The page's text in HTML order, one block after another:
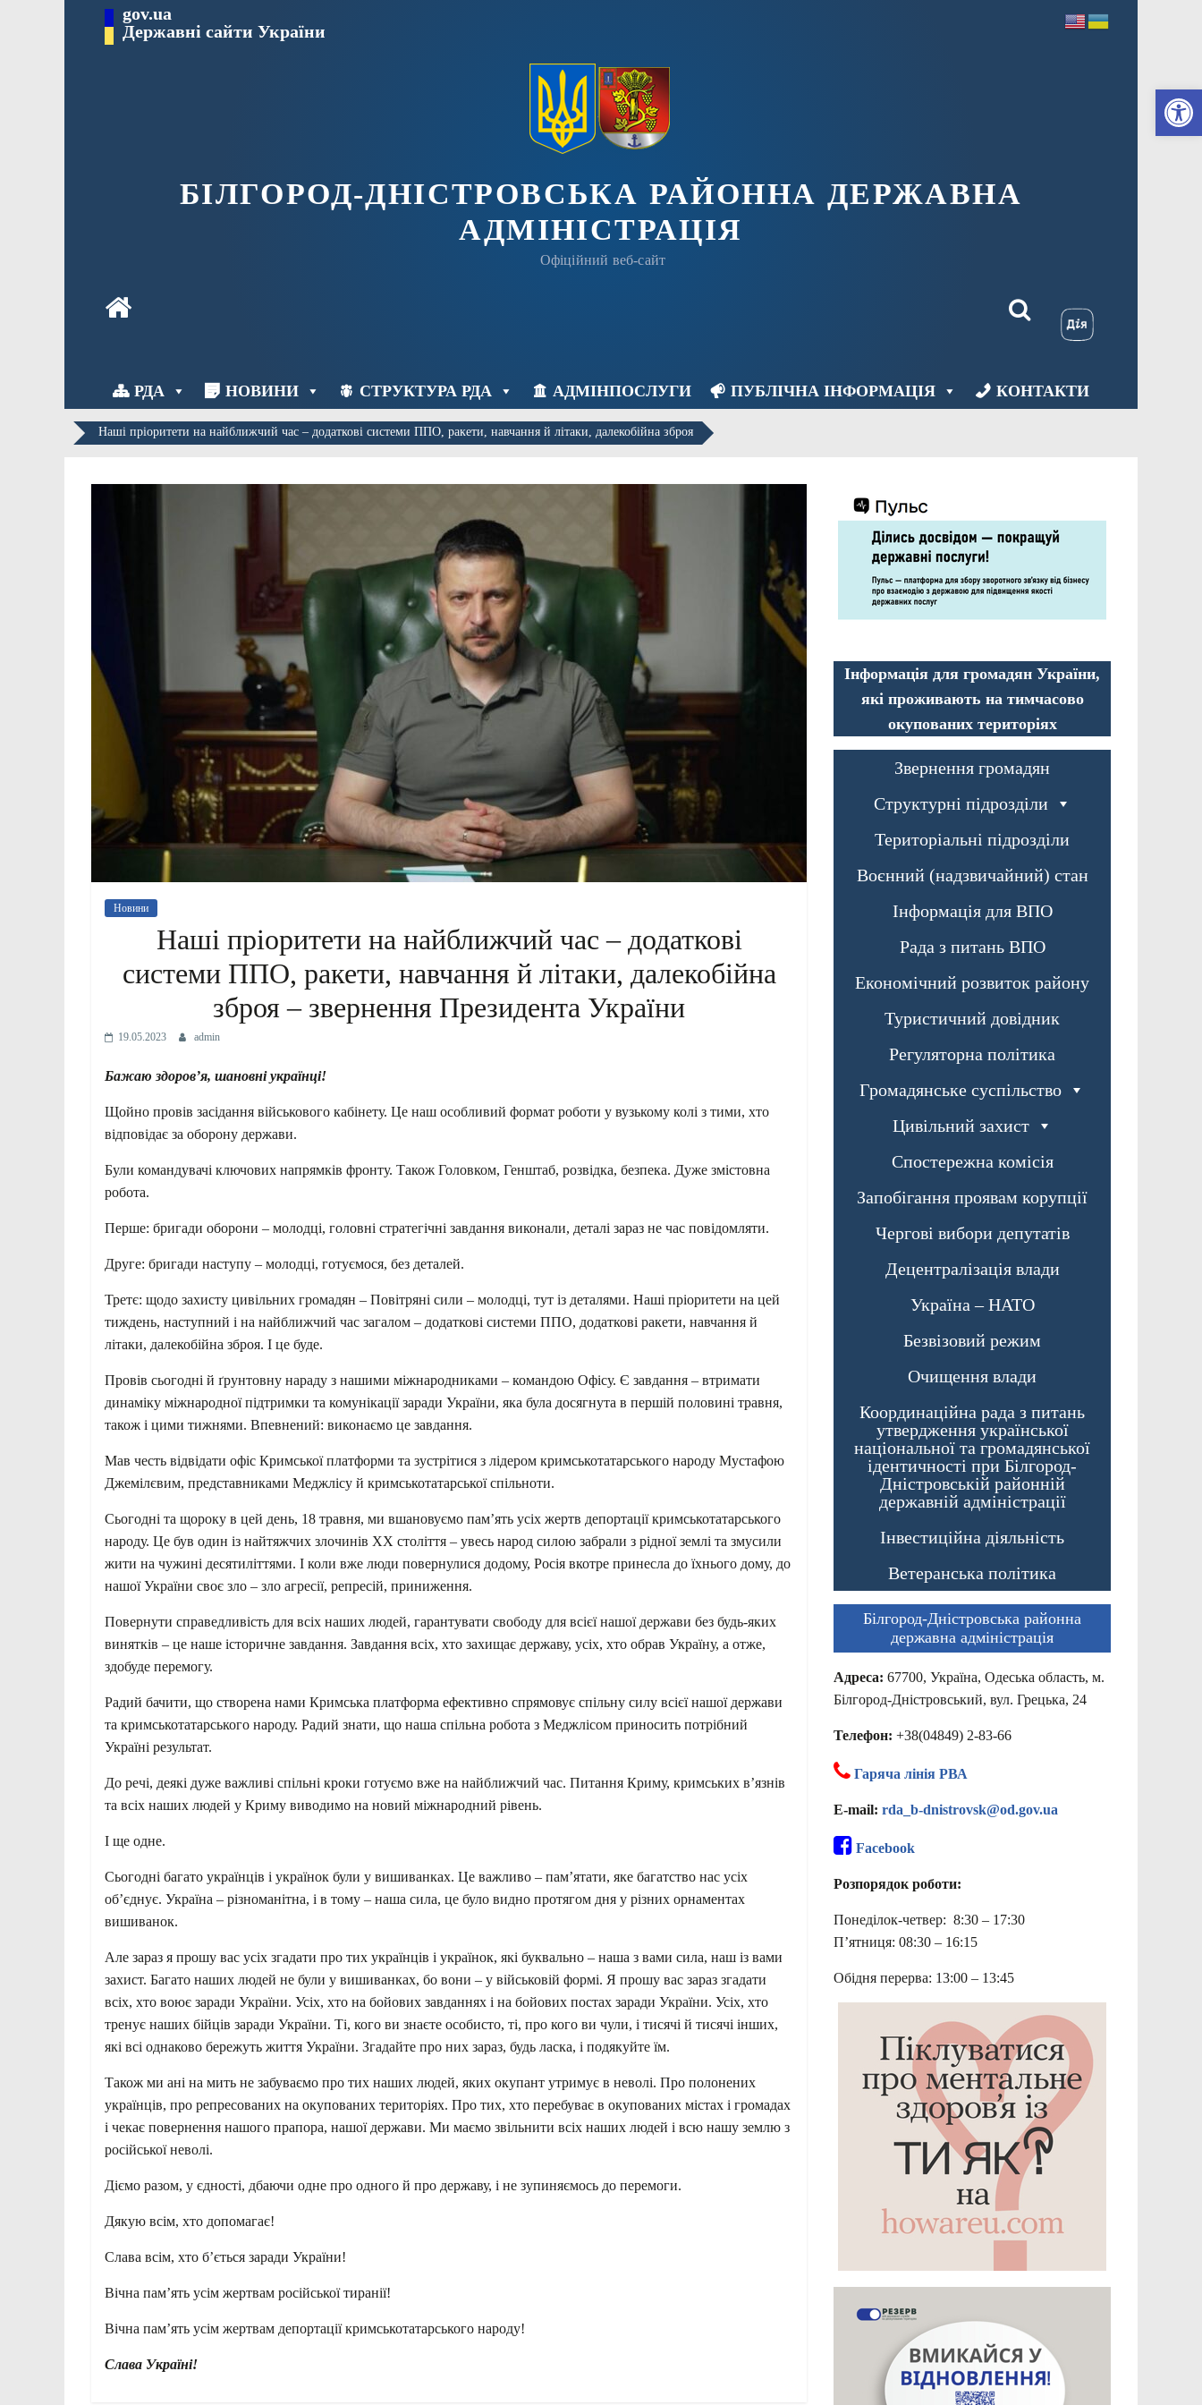
gov.ua
Державні сайти України
БІЛГОРОД-ДНІСТРОВСЬКА РАЙОННА ДЕРЖАВНА
АДМІНІСТРАЦІЯ
Офіційний веб-сайт
РДА НОВИНИ СТРУКТУРА РДА АДМІНПОСЛУГИ ПУБЛІЧНА ІНФОРМАЦІЯ КОНТАКТИ
Наші пріоритети на найближчий час – додаткові системи ППО, ракети, навчання й літаки, далекобійна зброя
Новини
Наші пріоритети на найближчий час – додаткові
системи ППО, ракети, навчання й літаки, далекобійна
зброя – звернення Президента України
19.05.2023 admin
Бажаю здоровʼя, шановні українці!
Щойно провів засідання військового кабінету. Це наш особливий формат роботи у вузькому колі з тими, хто
відповідає за оборону держави.
Були командувачі ключових напрямків фронту. Також Головком, Генштаб, розвідка, безпека. Дуже змістовна
робота.
Перше: бригади оборони – молодці, головні стратегічні завдання виконали, деталі зараз не час повідомляти.
Друге: бригади наступу – молодці, готуємося, без деталей.
Третє: щодо захисту цивільних громадян – Повітряні сили – молодці, тут із деталями. Наші пріоритети на цей
тиждень, наступний і на найближчий час загалом – додаткові системи ППО, додаткові ракети, навчання й
літаки, далекобійна зброя. І це буде.
Провів сьогодні й ґрунтовну нараду з нашими міжнародниками – командою Офісу. Є завдання – втримати
динаміку міжнародної підтримки та комунікації заради України, яка була досягнута в першій половині травня,
також і цими тижнями. Впевнений: виконаємо це завдання.
Мав честь відвідати офіс Кримської платформи та зустрітися з лідером кримськотатарського народу Мустафою
Джемілєвим, представниками Меджлісу й кримськотатарської спільноти.
Сьогодні та щороку в цей день, 18 травня, ми вшановуємо пам’ять усіх жертв депортації кримськотатарського
народу. Це був один із найтяжчих злочинів ХХ століття – увесь народ силою забрали з рідної землі та змусили
жити на чужині десятиліттями. І коли вже люди повернулися додому, Росія вкотре принесла до їхнього дому, до
нашої України своє зло – зло агресії, репресій, приниження.
Повернути справедливість для всіх наших людей, гарантувати свободу для всієї нашої держави без будь-яких
винятків – це наше історичне завдання. Завдання всіх, хто захищає державу, усіх, хто обрав Україну, а отже,
здобуде перемогу.
Радий бачити, що створена нами Кримська платформа ефективно спрямовує спільну силу всієї нашої держави
та кримськотатарського народу. Радий знати, що наша спільна робота з Меджлісом приносить потрібний
Україні результат.
До речі, деякі дуже важливі спільні кроки готуємо вже на найближчий час. Питання Криму, кримських в’язнів
та всіх наших людей у Криму виводимо на новий міжнародний рівень.
І ще одне.
Сьогодні багато українців і українок були у вишиванках. Це важливо – пам’ятати, яке багатство нас усіх
обʼєднує. Україна – різноманітна, і в тому – наша сила, це було видно протягом дня у різних орнаментах
вишиванок.
Але зараз я прошу вас усіх згадати про тих українців і українок, які буквально – наша з вами сила, наш із вами
захист. Багато наших людей не були у вишиванках, бо вони – у військовій формі. Я прошу вас зараз згадати
всіх, хто воює заради України. Усіх, хто на бойових завданнях і на бойових постах заради України. Усіх, хто
тренує наших бійців заради України. Ті, кого ви знаєте особисто, ті, про кого ви чули, і тисячі й тисячі інших,
які всі однаково бережуть життя України. Згадайте про них зараз, будь ласка, і подякуйте їм.
Також ми ані на мить не забуваємо про тих наших людей, яких окупант утримує в неволі. Про полонених
українців, про репресованих на окупованих територіях. Про тих, хто перебуває в окупованих містах і громадах
і чекає повернення нашого прапора, нашої держави. Ми маємо звільнити всіх наших людей і всю нашу землю з
російської неволі.
Діємо разом, у єдності, дбаючи одне про одного й про державу, і не зупиняємось до перемоги.
Дякую всім, хто допомагає!
Слава всім, хто бʼється заради України!
Вічна памʼять усім жертвам російської тиранії!
Вічна памʼять усім жертвам депортації кримськотатарського народу!
Слава Україні!
Інформація для громадян України,
які проживають на тимчасово
окупованих територіях
Звернення громадян
Структурні підрозділи
Територіальні підрозділи
Воєнний (надзвичайний) стан
Інформація для ВПО
Рада з питань ВПО
Економічний розвиток району
Туристичний довідник
Регуляторна політика
Громадянське суспільство
Цивільний захист
Спостережна комісія
Запобігання проявам корупції
Чергові вибори депутатів
Децентралізація влади
Україна – НАТО
Безвізовий режим
Очищення влади
Координаційна рада з питань
утвердження української
національної та громадянської
ідентичності при Білгород-
Дністровській районній
державній адміністрації
Інвестиційна діяльність
Ветеранська політика
Білгород-Дністровська районна
державна адміністрація
Адреса: 67700, Україна, Одеська область, м.
Білгород-Дністровський, вул. Грецька, 24
Телефон: +38(04849) 2-83-66
Гаряча лінія РВА
E-mail: rda_b-dnistrovsk@od.gov.ua
Facebook
Розпорядок роботи:
Понеділок-четвер: 8:30 – 17:30
П’ятниця: 08:30 – 16:15
Обідня перерва: 13:00 – 13:45